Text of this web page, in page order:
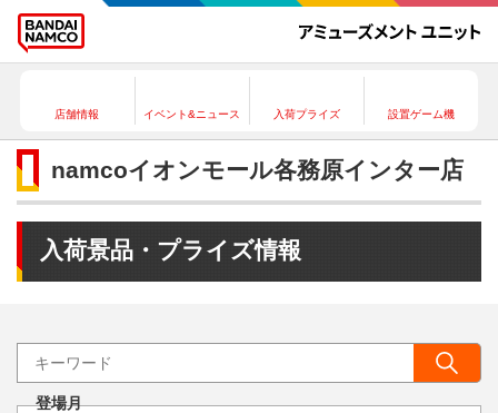
店舗情報 イベント&ニュース 入荷プライズ 設置ゲーム機
namcoイオンモール各務原インター店
入荷景品・プライズ情報
登場月